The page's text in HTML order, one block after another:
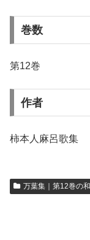
巻数
第12巻
作者
柿本人麻呂歌集
万葉集｜第12巻の